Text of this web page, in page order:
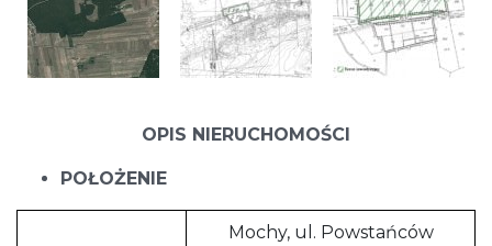
OPIS NIERUCHOMOŚCI
POŁOŻENIE
Mochy, ul. Powstańców